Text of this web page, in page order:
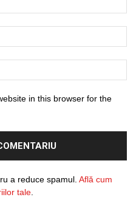
in this browser for the
a reduce spamul. Află cum
tale.